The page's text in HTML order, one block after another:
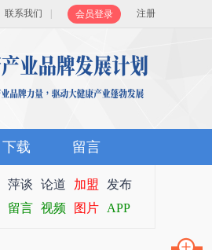
会员登录 注册
联系我们
下载 留言
萍谈 论道 加盟
发布
留言 视频 图片 APP